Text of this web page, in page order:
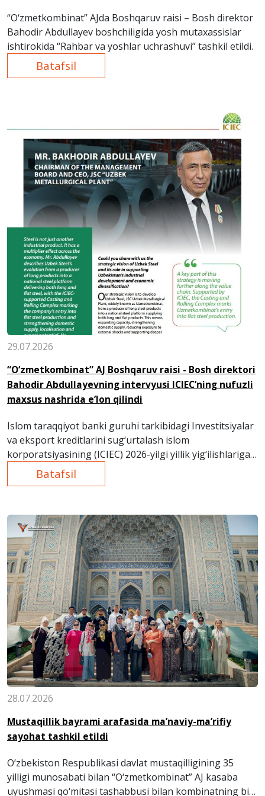
“O‘zmetkombinat” AJda Boshqaruv raisi – Bosh direktor
Bahodir Abdullayev boshchiligida yosh mutaxassislar
ishtirokida “Rahbar va yoshlar uchrashuvi” tashkil etildi.
Batafsil
29.07.2026
“O‘zmetkombinat” AJ Boshqaruv raisi - Bosh direktori
Bahodir Abdullayevning intervyusi ICIEC’ning nufuzli
maxsus nashrida e’lon qilindi
Islom taraqqiyot banki guruhi tarkibidagi Investitsiyalar
va eksport kreditlarini sug‘urtalash islom
korporatsiyasining (ICIEC) 2026-yilgi yillik yig‘ilishlariga
bag‘ishlangan maxsus xalqaro nashrida
“O‘zmetkombinat” AJ Boshqaruv raisi - Bosh direktori
Batafsil
28.07.2026
Mustaqillik bayrami arafasida ma’naviy-ma’rifiy
sayohat tashkil etildi
O‘zbekiston Respublikasi davlat mustaqilligining 35
yilligi munosabati bilan “O‘zmetkombinat” AJ kasaba
uyushmasi qo‘mitasi tashabbusi bilan kombinatning bir